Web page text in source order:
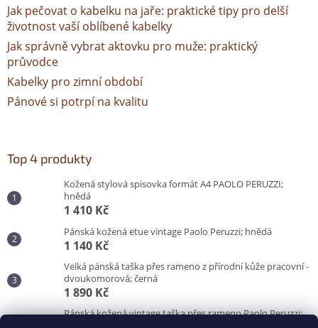
Jak pečovat o kabelku na jaře: praktické tipy pro delší
životnost vaší oblíbené kabelky
Jak správně vybrat aktovku pro muže: praktický
průvodce
Kabelky pro zimní období
Pánové si potrpí na kvalitu
Top 4 produkty
Kožená stylová spisovka formát A4 PAOLO PERUZZI;
hnědá
1 410 Kč
Pánská kožená etue vintage Paolo Peruzzi; hnědá
1 140 Kč
Velká pánská taška přes rameno z přírodní kůže pracovní -
dvoukomorová; černá
1 890 Kč
Pánská kožená vintage taška přes rameno Paolo Peruzzi;